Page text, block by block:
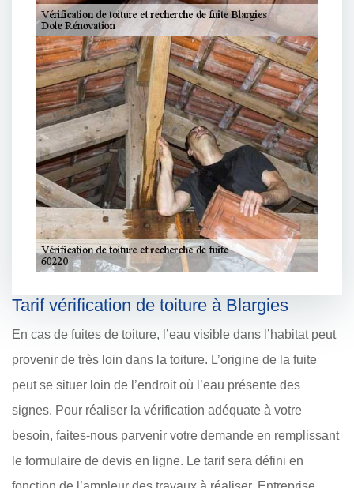
Tarif vérification de toiture à Blargies
En cas de fuites de toiture, l’eau visible dans l’habitat peut
provenir de très loin dans la toiture. L’origine de la fuite
peut se situer loin de l’endroit où l’eau présente des
signes. Pour réaliser la vérification adéquate à votre
besoin, faites-nous parvenir votre demande en remplissant
le formulaire de devis en ligne. Le tarif sera défini en